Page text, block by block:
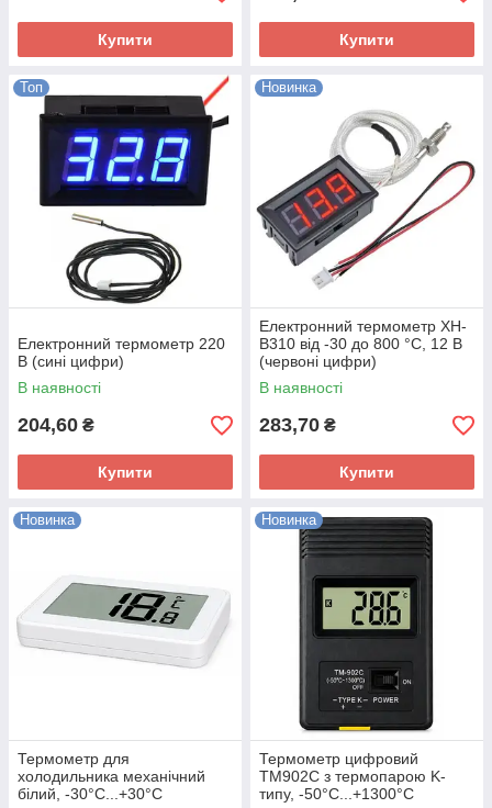
Купити Купити
Топ
Електронний термометр 220
В (сині цифри)
В наявності
204,60 ₴
Купити
Новинка
Електронний термометр XH-
B310 від -30 до 800 °C, 12 В
(червоні цифри)
В наявності
283,70 ₴
Купити
Новинка
Термометр для
холодильника механічний
білий, -30°C...+30°C
Новинка
Термометр цифровий
TM902C з термопарою K-
типу, -50°C...+1300°C